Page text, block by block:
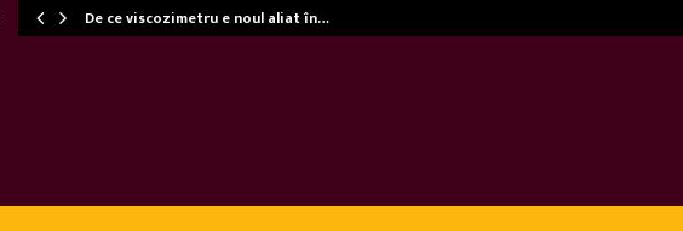
De ce viscozimetru e noul aliat în…